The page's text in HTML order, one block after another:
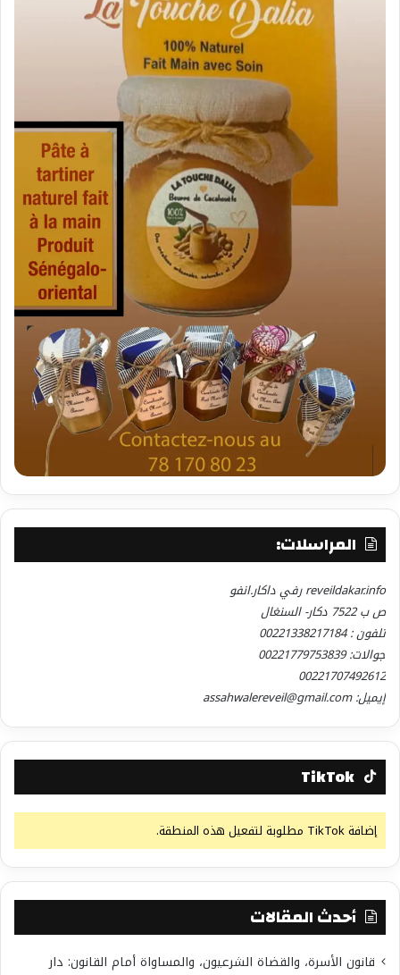
المراسلات:
reveildakar.info رفي داكار.انفو
ص ب 7522 دكار- السنغال
تلفون : 00221338217184
جوالات: 00221779753839
00221707492612
إيميل: assahwalereveil@gmail.com
TikTok
إضافة TikTok مطلوبة لتفعيل هذه المنطقة.
أحدث المقالات
قانون الأسرة، والقضاة الشرعيون، والمساواة أمام القانون: دار